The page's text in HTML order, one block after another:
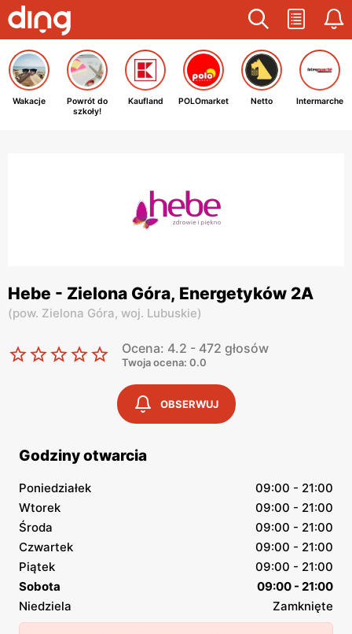
Wakacje
Powrót do
szkoły!
Kaufland POLOmarket Netto Intermarche
Hebe - Zielona Góra, Energetyków 2A
(pow. Zielona Góra, woj. Lubuskie)
Ocena: 4.2 - 472 głosów
Twoja ocena: 0.0
OBSERWUJ
Godziny otwarcia
Poniedziałek
09:00 - 21:00
Wtorek
09:00 - 21:00
Środa
09:00 - 21:00
Czwartek
09:00 - 21:00
Piątek
09:00 - 21:00
Sobota
09:00 - 21:00
Niedziela
Zamknięte